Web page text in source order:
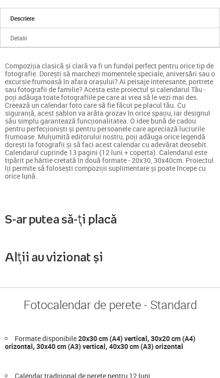
Descriere
Detalii
Compoziția clasică și clară va fi un fundal perfect pentru orice tip de
fotografie. Dorești să marchezi momentele speciale, aniversări sau o
excursie frumoasă în afara orașului? Ai peisaje interesante, portrete
sau fotografii de familie? Acesta este proiectul și calendarul Tău -
poți adăuga toate fotografiile pe care ai vrea să le vezi mai des.
Creează un calendar foto care să fie făcut pe placul tău. Cu
siguranță, acest șablon va arăta grozav în orice spațiu, iar designul
său simplu garantează funcționalitatea. O idee bună de cadou
pentru perfecționiști și pentru persoanele care apreciază lucrurile
frumoase. Mulțumită editorului nostru, poți adăuga orice legendă
dorești la fotografii și să faci acest calendar cu adevărat deosebit.
Calendarul cuprinde 13 pagini (12 luni + coperta). Calendarul este
tipărit pe hârtie cretată în două formate - 20x30, 30x40cm. Proiectul
îți permite să folosești compoziții suplimentare și poate începe cu
orice lună.
S-ar putea să-ți placă
Alții au vizionat și
Fotocalendar de perete - Standard
Formate disponibile20x30 cm (A4) vertical, 30x20 cm (A4)
orizontal, 30x40 cm (A3) vertical, 40x30 cm (A3) orizontal
Calendar tradițional de perete pentru 12 luni